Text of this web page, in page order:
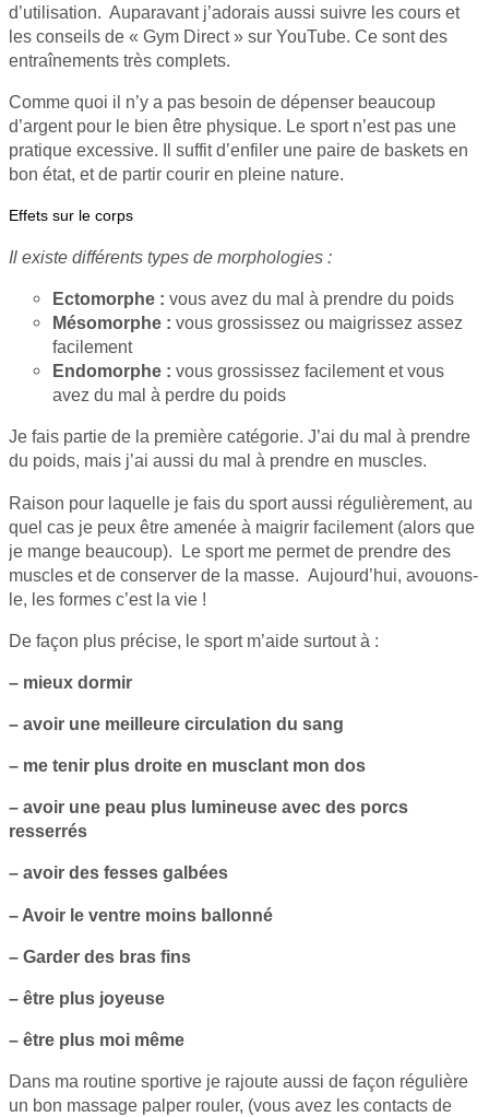
d’utilisation. Auparavant j’adorais aussi suivre les cours et
les conseils de « Gym Direct » sur YouTube. Ce sont des
entraînements très complets.
Comme quoi il n’y a pas besoin de dépenser beaucoup
d’argent pour le bien être physique. Le sport n’est pas une
pratique excessive. Il suffit d’enfiler une paire de baskets en
bon état, et de partir courir en pleine nature.
Effets sur le corps
Il existe différents types de morphologies :
Ectomorphe : vous avez du mal à prendre du poids
Mésomorphe : vous grossissez ou maigrissez assez
facilement
Endomorphe : vous grossissez facilement et vous
avez du mal à perdre du poids
Je fais partie de la première catégorie. J’ai du mal à prendre
du poids, mais j’ai aussi du mal à prendre en muscles.
Raison pour laquelle je fais du sport aussi régulièrement, au
quel cas je peux être amenée à maigrir facilement (alors que
je mange beaucoup). Le sport me permet de prendre des
muscles et de conserver de la masse. Aujourd’hui, avouons-
le, les formes c’est la vie !
De façon plus précise, le sport m’aide surtout à :
– mieux dormir
– avoir une meilleure circulation du sang
– me tenir plus droite en musclant mon dos
– avoir une peau plus lumineuse avec des porcs
resserrés
– avoir des fesses galbées
– Avoir le ventre moins ballonné
– Garder des bras fins
– être plus joyeuse
– être plus moi même
Dans ma routine sportive je rajoute aussi de façon régulière
un bon massage palper rouler, (vous avez les contacts de